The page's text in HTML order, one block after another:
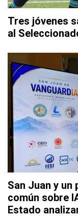
Tres jóvenes
al
San Juan y un
común sobre
Estado